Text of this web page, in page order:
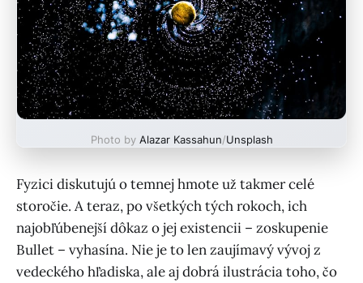
Photo by Alazar Kassahun/Unsplash
Fyzici diskutujú o temnej hmote už takmer celé
storočie. A teraz, po všetkých tých rokoch, ich
najobľúbenejší dôkaz o jej existencii – zoskupenie
Bullet – vyhasína. Nie je to len zaujímavý vývoj z
vedeckého hľadiska, ale aj dobrá ilustrácia toho, čo